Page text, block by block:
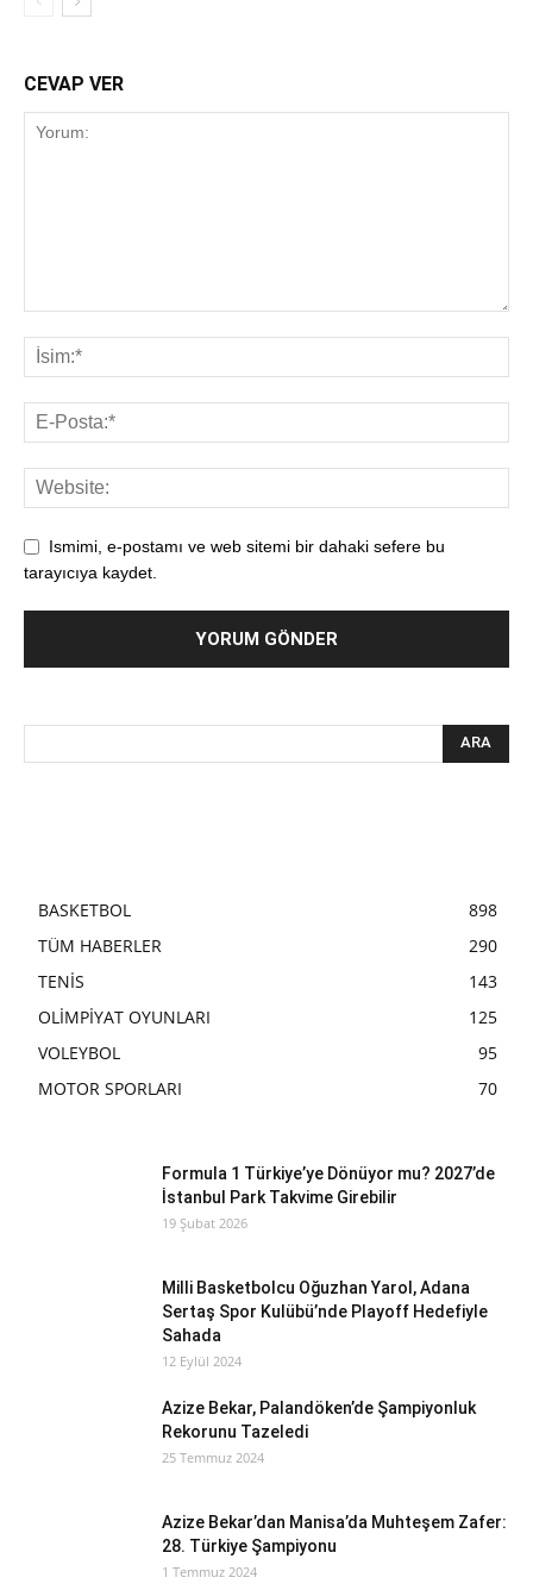
CEVAP VER
Ismimi, e-postamı ve web sitemi bir dahaki sefere bu
tarayıcıya kaydet.
BASKETBOL
898
TÜM HABERLER
290
TENİS
143
OLİMPİYAT OYUNLARI
125
VOLEYBOL
95
MOTOR SPORLARI
70
Formula 1 Türkiye’ye Dönüyor mu? 2027’de
İstanbul Park Takvime Girebilir
19 Şubat 2026
Milli Basketbolcu Oğuzhan Yarol, Adana
Sertaş Spor Kulübü’nde Playoff Hedefiyle
Sahada
12 Eylül 2024
Azize Bekar, Palandöken’de Şampiyonluk
Rekorunu Tazeledi
25 Temmuz 2024
Azize Bekar’dan Manisa’da Muhteşem Zafer:
28. Türkiye Şampiyonu
1 Temmuz 2024